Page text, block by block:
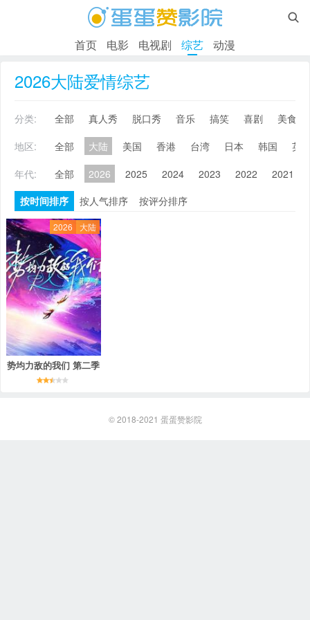

首页 电影 电视剧 综艺 动漫
2026大陆爱情综艺
分类: 全部 真人秀 脱口秀 音乐 搞笑 喜剧
美食
地区:
全部 大陆 美国 香港 台湾 日本 韩国
英
年代:
全部 2026 2025 2024 2023 2022 2021
按时间排序
按人气排序 按评分排序
2026 大陆
势均力敌的我们 第二季
© 2018-2021 蛋蛋赞影院